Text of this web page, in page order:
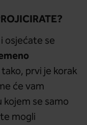
osjećate se
prvi je korak
će vam
se samo
mogli